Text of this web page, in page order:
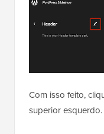
Com isso feito,
superior esquerdo.